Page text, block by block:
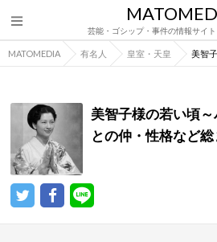
芸能・ゴシップ・事件の情報サイト
MATOMEDIA 有名人 皇室・天皇 美智
美智子様の若い頃
との仲・性格など